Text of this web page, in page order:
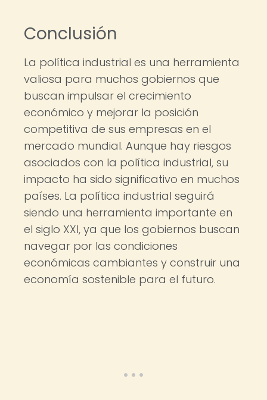
Conclusión
La política industrial es una herramienta
valiosa para muchos gobiernos que
buscan impulsar el crecimiento
económico y mejorar la posición
competitiva de sus empresas en el
mercado mundial. Aunque hay riesgos
asociados con la política industrial, su
impacto ha sido significativo en muchos
países. La política industrial seguirá
siendo una herramienta importante en
el siglo XXI, ya que los gobiernos buscan
navegar por las condiciones
económicas cambiantes y construir una
economía sostenible para el futuro.